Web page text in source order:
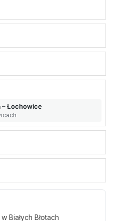
– Łochowice
Białych Błotach